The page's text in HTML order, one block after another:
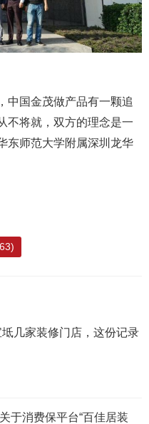
中国金茂做产品有一颗追
不将就，双方的理念是一
东师范大学附属深圳龙华
几家装修门店，这份记录
于消费保平台“百佳居装